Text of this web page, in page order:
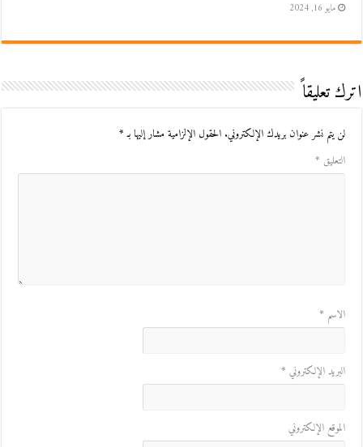
مايو 16, 2024
اترك تعليقاً
لن يتم نشر عنوان بريدك الإلكتروني. الحقول الإلزامية مشار إليها بـ*
التعليق *
الاسم *
البريد الإلكتروني *
الموقع الإلكتروني